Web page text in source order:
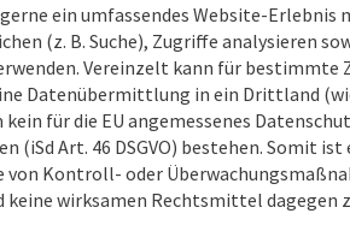
Felder mit*sind Pflichtfelder
Vorname
Unverbindliche Anfrage*
ein umfassendes Website-Erlebnis
(z. B. Suche), Zugriffe analysieren
Vereinzelt kann für bestimmte
Datenübermittlung in ein Drittland
kein für die EU angemessenes
(iSd Art. 46 DSGVO) bestehen. Somit
von Kontroll- oder
keine wirksamen Rechtsmittel dagegen